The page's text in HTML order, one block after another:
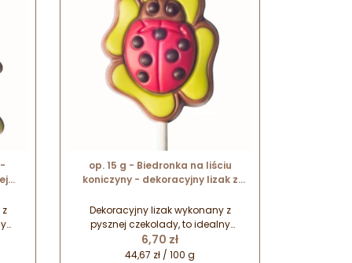
op. 15 g - Biedronka na liściu
koniczyny - dekoracyjny lizak z
Dekoracyjny lizak wykonany z
pysznej czekolady, to idealny
pomysł na drobny upominek na
każdą okazję. Zapakowany w folię
Cena
6,70 zł
44,67 zł / 100 g